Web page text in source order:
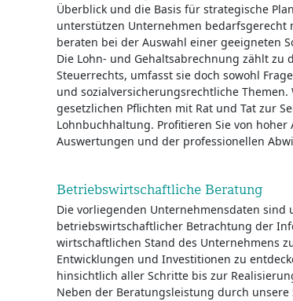
Überblick und die Basis für strategische
unterstützen Unternehmen
beraten bei der Auswahl einer geeigneten
Die Lohn- und Gehaltsabrechnung zählt zu
Steuerrechts, umfasst sie doch sowohl
und sozialversicherungsrechtliche
gesetzlichen Pflichten mit Rat und Tat zur
Lohnbuchhaltung. Profitieren Sie von
Auswertungen und der professionellen
Betriebswirtschaftliche Beratung
Die vorliegenden Unternehmensdaten sind
betriebswirtschaftlicher Betrachtung der
wirtschaftlichen Stand des Unternehmens
Entwicklungen und Investitionen zu
hinsichtlich aller Schritte bis zur
Neben der Beratungsleistung durch